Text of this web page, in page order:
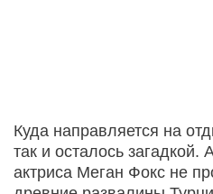
Куда направляется на
так и осталось загадкой.
актриса Меган Фокс не